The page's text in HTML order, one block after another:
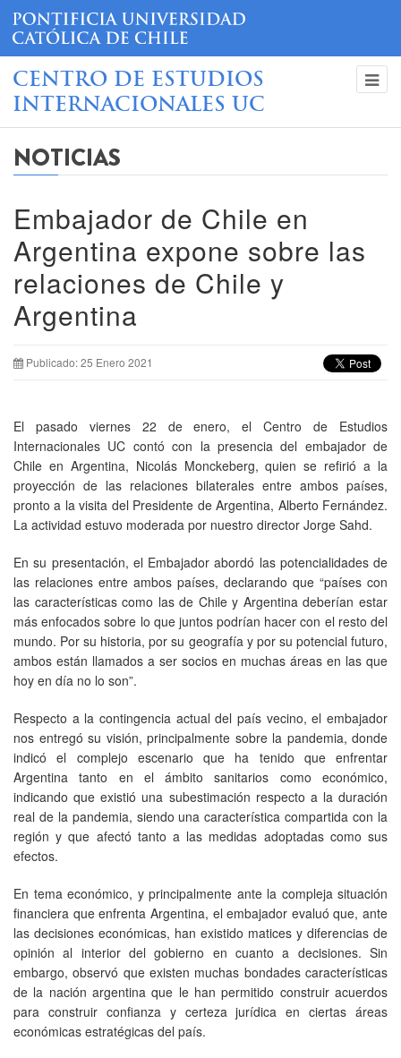
CENTRO DE ESTUDIOS
INTERNACIONALES UC
NOTICIAS
Embajador de Chile en
Argentina expone sobre las
relaciones de Chile y
Argentina
Publicado: 25 Enero 2021
El pasado viernes 22 de enero, el Centro de Estudios
Internacionales UC contó con la presencia del embajador de
Chile en Argentina, Nicolás Monckeberg, quien se refirió a la
proyección de las relaciones bilaterales entre ambos países,
pronto a la visita del Presidente de Argentina, Alberto Fernández.
La actividad estuvo moderada por nuestro director Jorge Sahd.
En su presentación, el Embajador abordó las potencialidades de
las relaciones entre ambos países, declarando que “países con
las características como las de Chile y Argentina deberían estar
más enfocados sobre lo que juntos podrían hacer con el resto del
mundo. Por su historia, por su geografía y por su potencial futuro,
ambos están llamados a ser socios en muchas áreas en las que
hoy en día no lo son”.
Respecto a la contingencia actual del país vecino, el embajador
nos entregó su visión, principalmente sobre la pandemia, donde
indicó el complejo escenario que ha tenido que enfrentar
Argentina tanto en el ámbito sanitarios como económico,
indicando que existió una subestimación respecto a la duración
real de la pandemia, siendo una característica compartida con la
región y que afectó tanto a las medidas adoptadas como sus
efectos.
En tema económico, y principalmente ante la compleja situación
financiera que enfrenta Argentina, el embajador evaluó que, ante
las decisiones económicas, han existido matices y diferencias de
opinión al interior del gobierno en cuanto a decisiones. Sin
embargo, observó que existen muchas bondades características
de la nación argentina que le han permitido construir acuerdos
para construir confianza y certeza jurídica en ciertas áreas
económicas estratégicas del país.